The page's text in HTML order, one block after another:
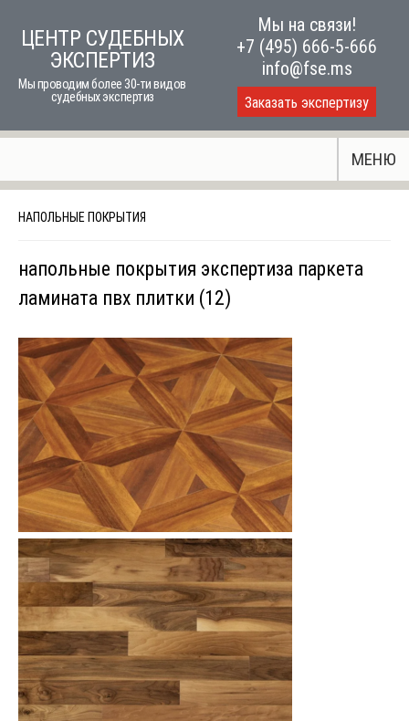
ЦЕНТР СУДЕБНЫХ
ЭКСПЕРТИЗ
Мы проводим более 30-ти видов
судебных экспертиз
Мы на связи!
+7 (495) 666-5-666
info@fse.ms
Заказать экспертизу
МЕНЮ
НАПОЛЬНЫЕ ПОКРЫТИЯ
напольные покрытия экспертиза паркета
ламината пвх плитки (12)